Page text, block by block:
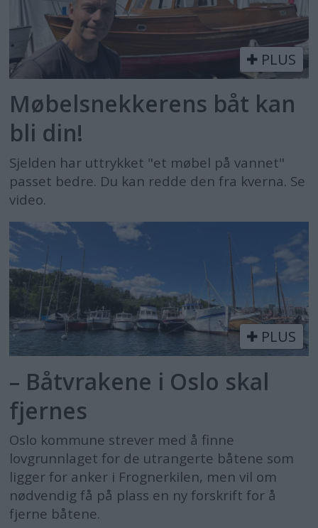
PLUS
Møbelsnekkerens båt kan
bli din!
Sjelden har uttrykket "et møbel på vannet"
passet bedre. Du kan redde den fra kverna. Se
video.
PLUS
– Båtvrakene i Oslo skal
fjernes
Oslo kommune strever med å finne
lovgrunnlaget for de utrangerte båtene som
ligger for anker i Frognerkilen, men vil om
nødvendig få på plass en ny forskrift for å
fjerne båtene.